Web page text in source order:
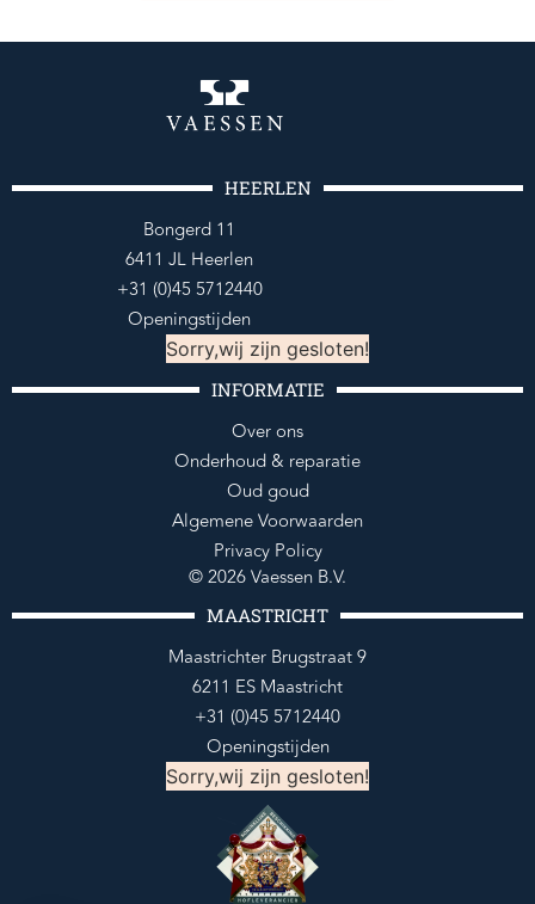
HEERLEN
Bongerd 11
6411 JL Heerlen
+31 (0)45 5712440
Openingstijden
Sorry,wij zijn gesloten!
INFORMATIE
Over ons
Onderhoud & reparatie
Oud goud
Algemene Voorwaarden
Privacy Policy
© 2026 Vaessen B.V.
MAASTRICHT
Maastrichter Brugstraat 9
6211 ES Maastricht
+31 (0)45 5712440
Openingstijden
Sorry,wij zijn gesloten!